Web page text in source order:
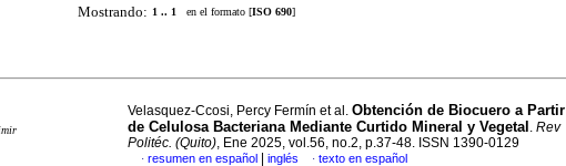
Mostrando: 1 .. 1 en el formato [ISO 690]
Velasquez-Ccosi, Percy Fermín et al. Obtención de Biocuero a Partir
de Celulosa Bacteriana Mediante Curtido Mineral y Vegetal . Rev
Politéc. (Quito), Ene 2025, vol.56, no.2, p.37-48. ISSN 1390-0129
· resumen en español inglés · texto en español